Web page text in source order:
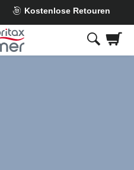
Kostenlose Retouren